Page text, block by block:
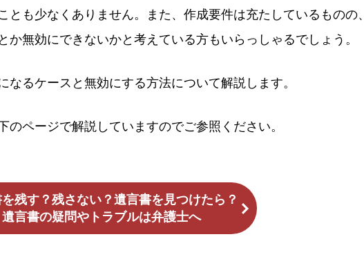
とも少なくありません。また、作成要件は充たしているものの、
か無効にできないかと考えている方もいらっしゃるでしょう。
なるケースと無効にする方法について解説します。
のページで解説していますのでご参照ください。
残す？残さない？遺言書を見つけたら？
遺言書の疑問やトラブルは弁護士へ